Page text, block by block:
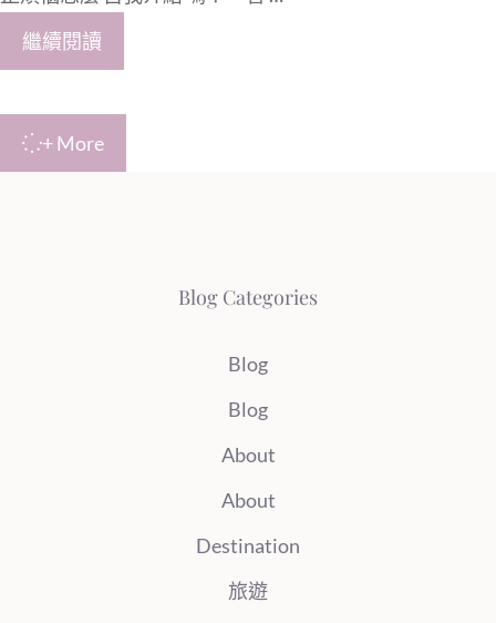
繼續閱讀
+ More
Blog Categories
Blog
Blog
About
About
Destination
旅遊